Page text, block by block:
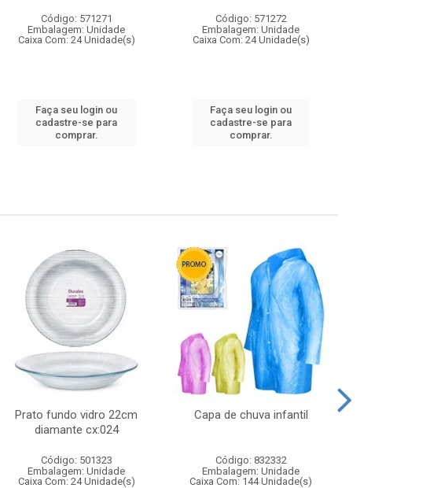
Código: 571271
Embalagem: Unidade
Caixa Com: 24 Unidade(s)
Faça seu login ou
cadastre-se para
comprar.
Código: 571272
Embalagem: Unidade
Caixa Com: 24 Unidade(s)
Faça seu login ou
cadastre-se para
comprar.
Prato fundo vidro 22cm
diamante cx:024
Código: 501323
Embalagem: Unidade
Caixa Com: 24 Unidade(s)
Capa de chuva infantil
Código: 832332
Embalagem: Unidade
Caixa Com: 144 Unidade(s)